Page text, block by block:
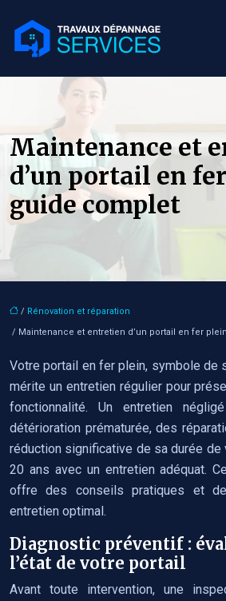
Maintenance et
d’un portail en
guide complet
/ Rénovation et réparation
/ Maintenance et entretien d’un portail en fer
Votre portail en fer plein, symbole de
mérite un entretien régulier pour
fonctionnalité. Un entretien
détérioration prématurée, des
réduction significative de sa durée de
20 ans avec un entretien adéquat.
offre des conseils pratiques et
entretien optimal.
Diagnostic préventif :
l’état de votre portail
Avant toute intervention, une